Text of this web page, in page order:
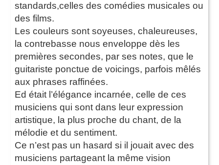
standards,celles des comédies musicales ou
des films.
Les couleurs sont soyeuses, chaleureuses,
la contrebasse nous enveloppe dès les
premières secondes, par ses notes, que le
guitariste ponctue de voicings, parfois mêlés
aux phrases raffinées.
Ed était l’élégance incarnée, celle de ces
musiciens qui sont dans leur expression
artistique, la plus proche du chant, de la
mélodie et du sentiment.
Ce n’est pas un hasard si il jouait avec des
musiciens partageant la même vision